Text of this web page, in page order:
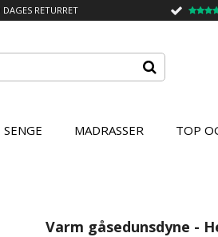
DAGES RETURRET
SENGE MADRASSER TOP
Varm gåsedunsdyne -